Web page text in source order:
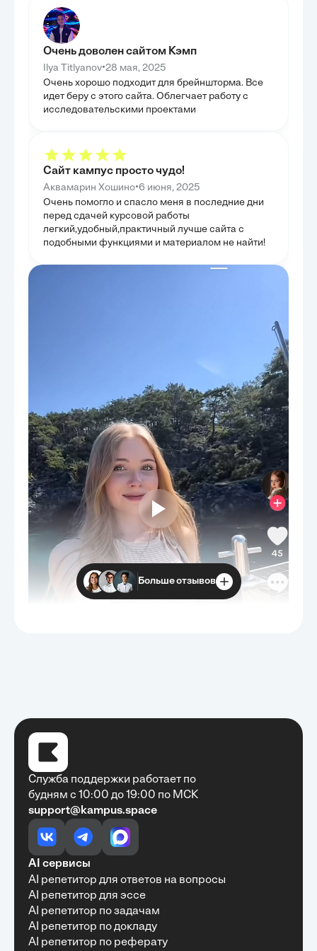
предотвращение первого эпизода и рецидивов
заболевания, соответственно. Особое внимание
уделялось влиянию различных факторов на
долгосрочный исход после перенесенного
инфаркта, что критически важно для
лечения. Целью данного раздела было обобщить
современные подходы к минимизации рисков и
улучшению качества жизни пациентов. Таким
образом, глава предоставила комплексное видение
того, как можно эффективно управлять
Очень доволен сайтом Кэмп
Ilya Titlyanov•28 мая, 2025
Очень хорошо подходит для брейншторма. Все
идет беру с этого сайта. Облегчает работу с
исследовательскими проектами
Сайт кампус просто чудо!
Аквамарин Хошино•6 июня, 2025
Очень помогло и спасло меня в последние дни
перед сдачей курсовой работы
легкий,удобный,практичный лучше сайта с
подобными функциями и материалом не найти!
Очень быстро, недорого, качественно,
доступно
Алексей Антонов•27 мая, 2025
Обучение с Кампус Хаб — очень экономит
полезной информации. Рекомендую ...
Рекомендую Кампус АИ всем, кто хочет
Больше отзывов
Служба поддержки работает по
будням с 10:00 до 19:00 по МСК
support@kampus.space
AI сервисы
AI репетитор для ответов на вопросы
AI репетитор для эссе
AI репетитор по задачам
AI репетитор по докладу
AI репетитор по реферату